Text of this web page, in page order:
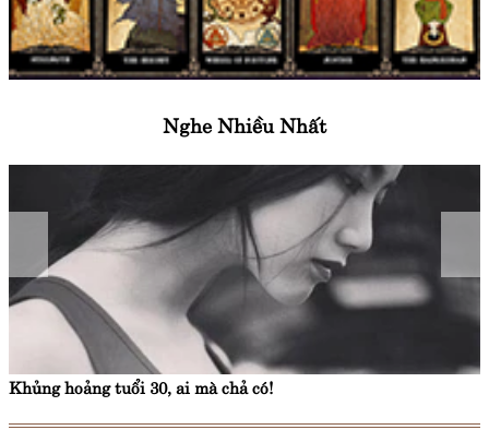
Nghe Nhiều Nhất
Khủng hoảng tuổi 30, ai mà chả có!